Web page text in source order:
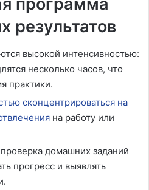
программа
результатов
высокой интенсивностью:
несколько часов, что
практики.
сконцентрироваться на
на работу или
домашних заданий
прогресс и выявлять